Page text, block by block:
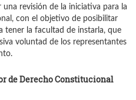
revisión de la iniciativa para la
con el objetivo de posibilitar
tener la facultad de instarla, que
voluntad de los representantes
de Derecho Constitucional